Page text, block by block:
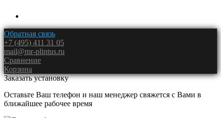
Обратная связь
+7 (495) 411 31 05
mail@mr-plintus.ru
Сравнение
Корзина
Заказать установку
Оставьте Ваш телефон и наш менеджер свяжется с Вами в
ближайшее рабочее время